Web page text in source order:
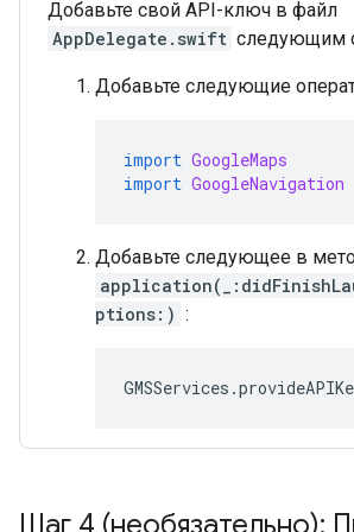
Добавьте свой API-ключ в файл
AppDelegate.swift следующим
Добавьте следующие
import GoogleMaps
import GoogleNavigation
Добавьте следующее в
ptions:) :
GMSServices .
Шаг 4 (необязательно):